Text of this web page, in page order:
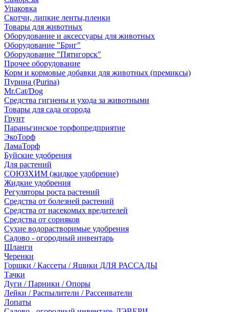
Упаковка
Скотчи, липкие ленты,пленки
Товары для животных
Оборудование и аксессуары для животных
Оборудование "Бриг"
Оборудование "Пятигорск"
Прочее оборудование
Корм и кормовые добавки для животных (премиксы)
Пурина (Purina)
Mr.Cat/Dog
Средства гигиены и ухода за животными
Товары для сада огорода
Грунт
Параньгинское торфопредприятие
ЭкоТорф
ЛамаТорф
Буйские удобрения
Для растений
СОЮЗХИМ (жидкое удобрение)
Жидкие удобрения
Регуляторы роста растений
Средства от болезней растений
Средства от насекомых вредителей
Средства от сорняков
Сухие водорастворимые удобрения
Садово - огородный инвентарь
Шланги
Черенки
Горшки / Кассеты / Ящики ДЛЯ РАССАДЫ
Тачки
Дуги / Парники / Опоры
Лейки / Распылители / Рассеиватели
Лопаты